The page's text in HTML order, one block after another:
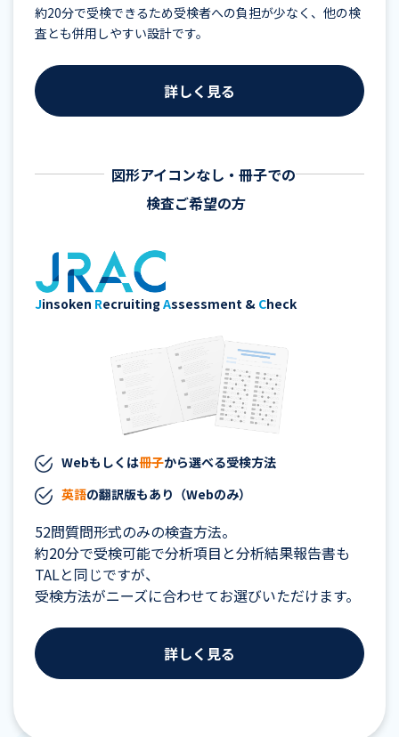
約20分で受検できるため受検者への負担が少なく、 他の検
査とも併用しやすい設計です。
詳しく見る
図形アイコンなし・冊子での
検査ご希望の方
詳しく見る
Jinsoken Recruiting Assessment & Check
Webもしくは冊子から選べる受検方法
英語の翻訳版もあり（Webのみ）
52問質問形式のみの検査方法。
約20分で受検可能で分析項目と分析結果報告書も
TALと同じですが、
受検方法がニーズに合わせてお選びいただけます。